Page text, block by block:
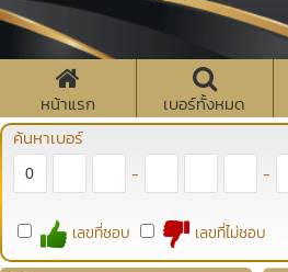
หน้าแรก เบอร์ทั้งหมด
ค้นหาเบอร์
- -
เลขที่ชอบ เลขที่ไม่ชอบ